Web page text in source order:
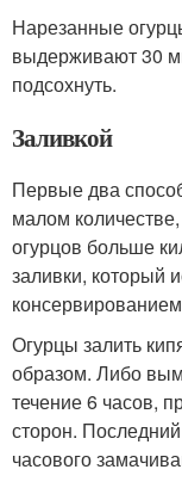
Нарезанные
выдерживают 30
подсохнуть.
Заливкой
Первые два
малом
огурцов больше
заливки, который
Огурцы залить
образом. Либо
течение 6 часов,
сторон.
часового